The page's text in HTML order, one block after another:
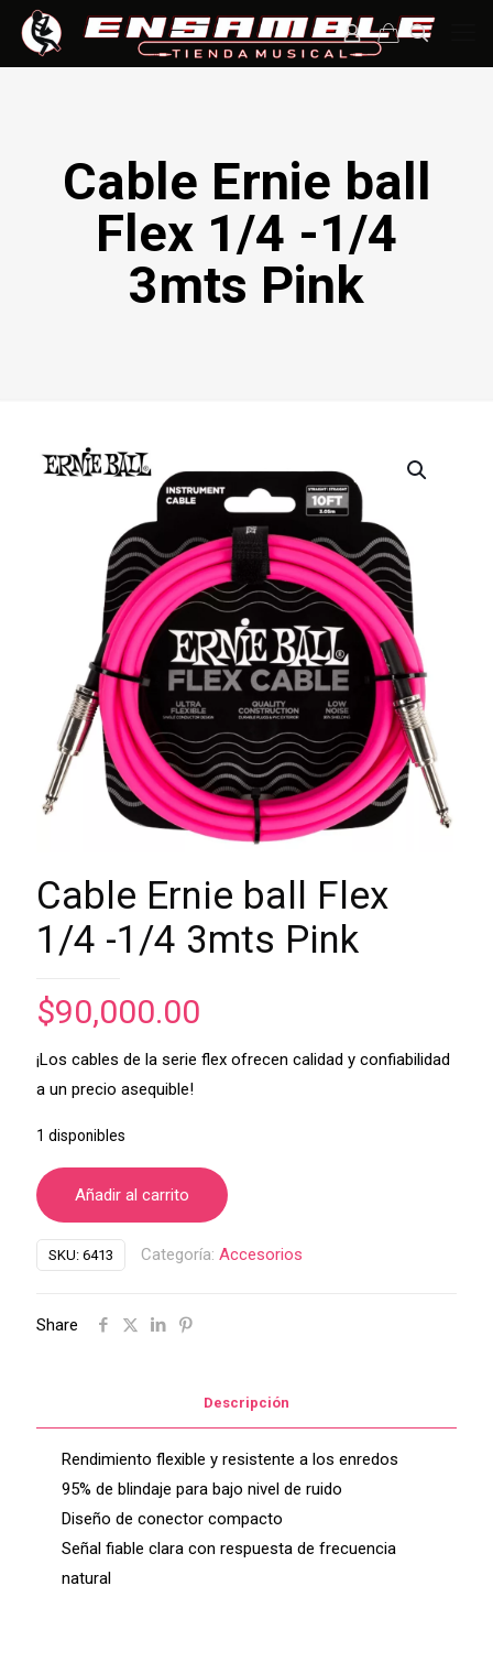
Cable Ernie ball
Flex 1/4 -1/4
3mts Pink
Cable Ernie ball Flex
1/4 -1/4 3mts Pink
$90,000.00
¡Los cables de la serie flex ofrecen calidad y confiabilidad
a un precio asequible!
1 disponibles
Añadir al carrito
SKU: 6413 Categoría: Accesorios
Share
Descripción
Rendimiento flexible y resistente a los enredos
95% de blindaje para bajo nivel de ruido
Diseño de conector compacto
Señal fiable clara con respuesta de frecuencia
natural